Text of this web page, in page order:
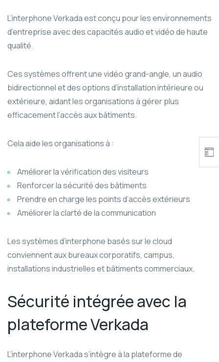
L’interphone Verkada est conçu pour les environnements
d’entreprise avec des capacités audio et vidéo de haute
qualité.
Ces systèmes offrent une vidéo grand-angle, un audio
bidirectionnel et des options d’installation intérieure ou
extérieure, aidant les organisations à gérer plus
efficacement l’accès aux bâtiments.
Cela aide les organisations à :
Améliorer la vérification des visiteurs
Renforcer la sécurité des bâtiments
Prendre en charge les points d’accès extérieurs
Améliorer la clarté de la communication
Les systèmes d’interphone basés sur le cloud
conviennent aux bureaux corporatifs, campus,
installations industrielles et bâtiments commerciaux.
Sécurité intégrée avec la
plateforme Verkada
L’interphone Verkada s’intègre à la plateforme de